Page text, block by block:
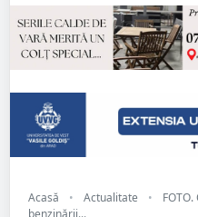
Acasă • Actualitate •
benzinării...